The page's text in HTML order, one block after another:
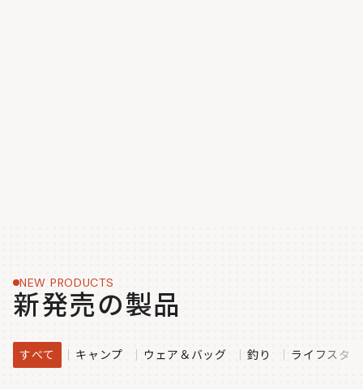
NEW PRODUCTS
新発売の製品
すべて キャンプ ウェア＆バッグ 釣り ライフスタ